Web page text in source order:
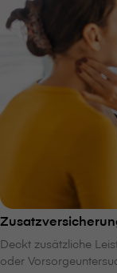
Deckt zusätzliche
oder